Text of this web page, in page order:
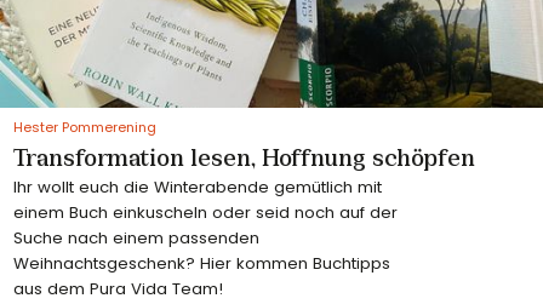
Hester Pommerening
Transformation lesen, Hoffnung schöpfen
Ihr wollt euch die Winterabende gemütlich mit
einem Buch einkuscheln oder seid noch auf der
Suche nach einem passenden
Weihnachtsgeschenk? Hier kommen Buchtipps
aus dem Pura Vida Team!